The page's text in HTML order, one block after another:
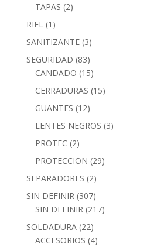
TAPAS (2)
RIEL (1)
SANITIZANTE (3)
SEGURIDAD (83)
CANDADO (15)
CERRADURAS (15)
GUANTES (12)
LENTES NEGROS (3)
PROTEC (2)
PROTECCION (29)
SEPARADORES (2)
SIN DEFINIR (307)
SIN DEFINIR (217)
SOLDADURA (22)
ACCESORIOS (4)